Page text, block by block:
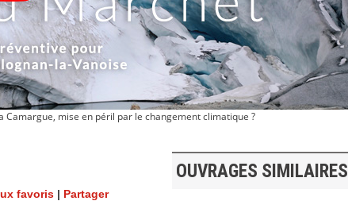
Camargue, mise en péril par le changement climatique ?
favoris Partager
OUVRAGES SIMILAIRES